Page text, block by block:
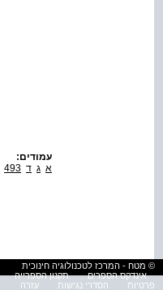
עמודים:
א ג ד 493
© מטח - המרכז לטכנולוגיה חינוכית
אינדקס הספרים
תקנון הספרייה
פרטיות
הסדרי נגישות עזרה